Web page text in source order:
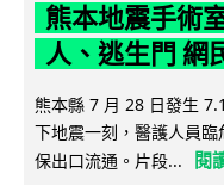
熊本地震手術
人、逃生門 網
熊本縣 7 月 28 日發生
下地震一刻，醫護人員
保出口流通。片段...
閱